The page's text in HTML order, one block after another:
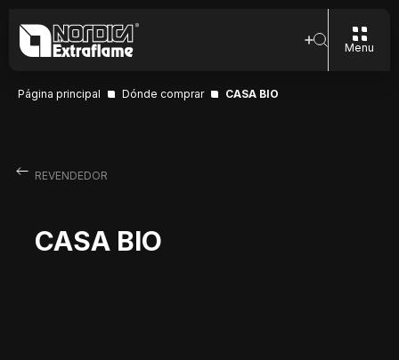
Menu
Página principal Dónde comprar CASA BIO
REVENDEDOR
CASA BIO